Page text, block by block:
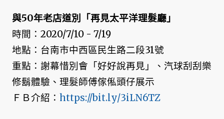
與50年老店道別「再見太平洋理髮廳」
時間：2020/7/10 - 7/19
地點：台南市中西區民生路二段31號
重點：謝幕惜別會「好好說再見」、汽球刮刮樂
修鬍體驗、理髮師傅傢俬頭仔展示
ＦＢ介紹： https://bit.ly/3iLN6TZ